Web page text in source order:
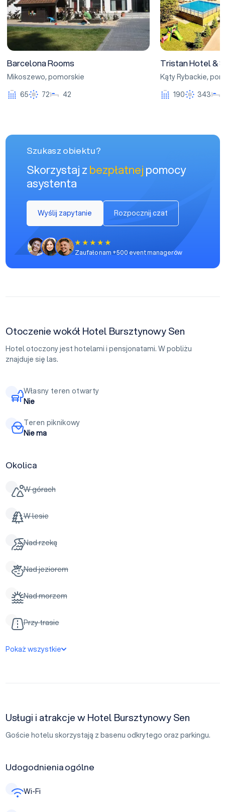
Barcelona Rooms
Mikoszewo,pomorskie
65
72 42
Tristan Hotel &
Kąty Rybackie,
190
343
Szukasz obiektu?
Skorzystaj zbezpłatnejpomocy
asystenta
Wyślij zapytanie Rozpocznij czat
Zaufało nam +500 event managerów
Otoczenie wokół Hotel Bursztynowy Sen
Hotel otoczony jest hotelami i pensjonatami. W pobliżu
znajduje się las.
Własny teren otwarty
Nie
Teren piknikowy
Nie ma
Okolica
W górach
W lesie
Nad rzeką
Nad jeziorem
Nad morzem
Przy trasie
Pokaż wszystkie
Usługi i atrakcje w Hotel Bursztynowy Sen
Goście hotelu skorzystają z basenu odkrytego oraz parkingu.
Udogodnienia ogólne
Wi-Fi